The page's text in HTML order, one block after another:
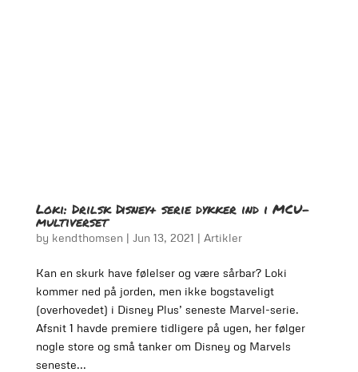
Loki: Drilsk Disney+ serie dykker ind i MCU-
multiverset
by kendthomsen | Jun 13, 2021 | Artikler
Kan en skurk have følelser og være sårbar? Loki
kommer ned på jorden, men ikke bogstaveligt
(overhovedet) i Disney Plus’ seneste Marvel-serie.
Afsnit 1 havde premiere tidligere på ugen, her følger
nogle store og små tanker om Disney og Marvels
seneste...